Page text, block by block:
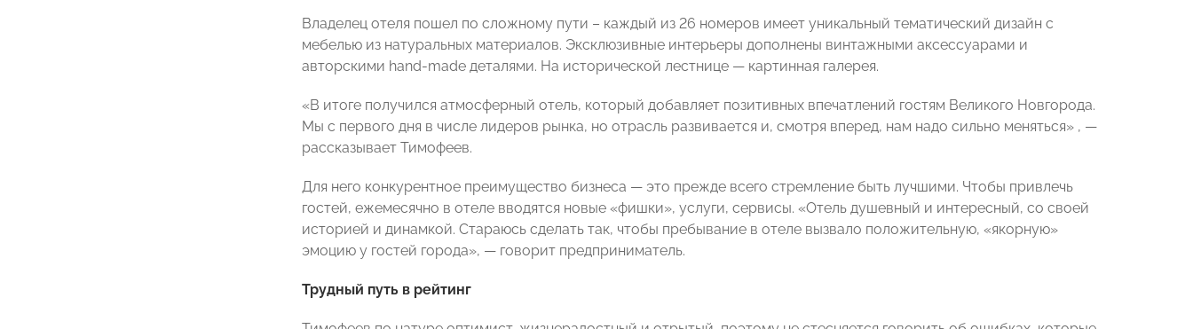
Владелец отеля пошел по сложному пути – каждый из 26 номеров имеет уникальный тематический дизайн с
мебелью из натуральных материалов. Эксклюзивные интерьеры дополнены винтажными аксессуарами и
авторскими hand-made деталями. На исторической лестнице — картинная галерея.
«В итоге получился атмосферный отель, который добавляет позитивных впечатлений гостям Великого Новгорода.
Мы с первого дня в числе лидеров рынка, но отрасль развивается и, смотря вперед, нам надо сильно меняться» , —
рассказывает Тимофеев.
Для него конкурентное преимущество бизнеса — это прежде всего стремление быть лучшими. Чтобы привлечь
гостей, ежемесячно в отеле вводятся новые «фишки», услуги, сервисы. «Отель душевный и интересный, со своей
историей и динамкой. Стараюсь сделать так, чтобы пребывание в отеле вызвало положительную, «якорную»
эмоцию у гостей города», — говорит предприниматель.
Трудный путь в рейтинг